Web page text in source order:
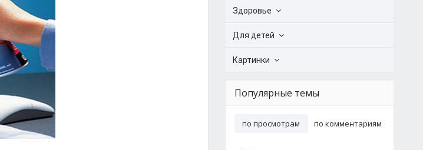
Здоровье
Для детей
Картинки
Популярные темы
по просмотрам по комментариям